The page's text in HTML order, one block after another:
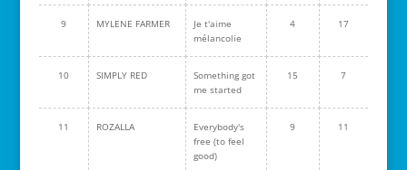
9 MYLENE FARMER
Je t'aime
mélancolie
4 17
10 SIMPLY RED
Something got
me started
15 7
11 ROZALLA
Everybody's
free (to feel
good)
9 11